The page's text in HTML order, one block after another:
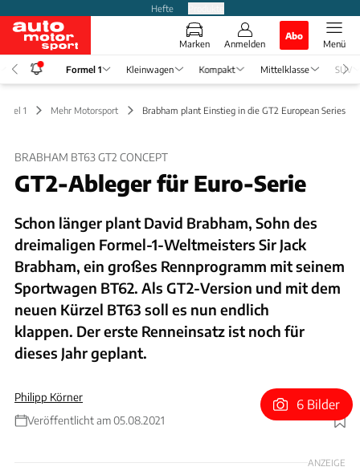
Hefte
Marken Anmelden
Abo
Menü
Formel 1 Kleinwagen Kompakt Mittelklasse SUV
1 Mehr Motorsport Brabham plant Einstieg in die GT2 European Series
BRABHAM BT63 GT2 CONCEPT
GT2-Ableger für Euro-Serie
Schon länger plant David Brabham, Sohn des
dreimaligen Formel-1-Weltmeisters Sir Jack
Brabham, ein großes Rennprogramm mit seinem
Sportwagen BT62. Als GT2-Version und mit dem
neuen Kürzel BT63 soll es nun endlich
klappen. Der erste Renneinsatz ist noch für
dieses Jahr geplant.
Philipp Körner
Veröffentlicht am 05.08.2021
Foto: Brabham
6 Bilder
ANZEIGE